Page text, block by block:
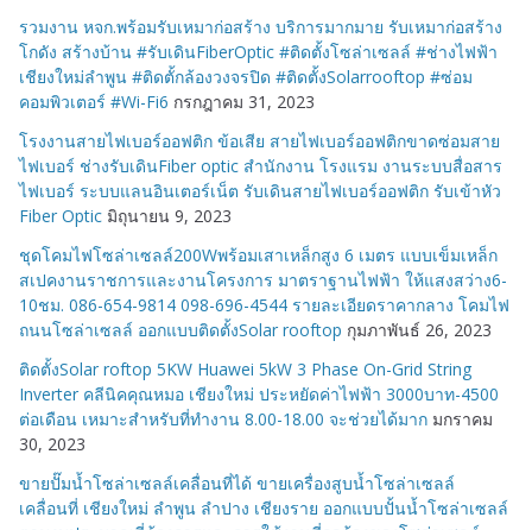
รวมงาน หจก.พร้อมรับเหมาก่อสร้าง บริการมากมาย รับเหมาก่อสร้าง
โกดัง สร้างบ้าน #รับเดินFiberOptic #ติดตั้งโซล่าเซลล์ #ช่างไฟฟ้า
เชียงใหม่ลำพูน #ติดตั้กล้องวงจรปิด #ติดตั้งSolarrooftop #ซ่อม
คอมพิวเตอร์ #Wi-Fi6 กรกฎาคม 31, 2023
โรงงานสายไฟเบอร์ออฟติก ข้อเสีย สายไฟเบอร์ออฟติกขาดซ่อมสาย
ไฟเบอร์ ช่างรับเดินFiber optic สำนักงาน โรงแรม งานระบบสื่อสาร
ไฟเบอร์ ระบบแลนอินเตอร์เน็ต รับเดินสายไฟเบอร์ออฟติก รับเข้าหัว
Fiber Optic มิถุนายน 9, 2023
ชุดโคมไฟโซล่าเซลล์200Wพร้อมเสาเหล็กสูง 6 เมตร แบบเข็มเหล็ก
สเปคงานราชการและงานโครงการ มาตราฐานไฟฟ้า ให้แสงสว่าง6-
10ชม. 086-654-9814 098-696-4544 รายละเอียดราคากลาง โคมไฟ
ถนนโซล่าเซลล์ ออกแบบติดตั้งSolar rooftop กุมภาพันธ์ 26, 2023
ติดตั้งSolar roftop 5KW Huawei 5kW 3 Phase On-Grid String
Inverter คลีนิคคุณหมอ เชียงใหม่ ประหยัดค่าไฟฟ้า 3000บาท-4500
ต่อเดือน เหมาะสำหรับที่ทำงาน 8.00-18.00 จะช่วยได้มาก มกราคม
30, 2023
ขายปั๊มน้ำโซล่าเซลล์เคลื่อนที่ได้ ขายเครื่องสูบน้ำโซล่าเซลล์
เคลื่อนที่ เชียงใหม่ ลำพูน ลำปาง เชียงราย ออกแบบปั้นน้ำโซล่าเซลล์